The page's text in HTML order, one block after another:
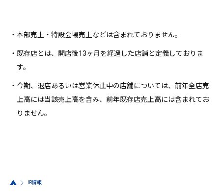
・本部売上・特設会場売上などは含まれておりません。
・既存店とは、開店後13ヶ月を経過した店舗と定義しておりま
す。
・今期、退店あるいは営業休止中の店舗については、前年全店売
上高には当該売上高を含み、前年既存店売上高には含まれてお
りません。
IR情報